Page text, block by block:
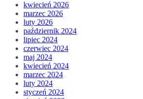
kwiecień 2026
marzec 2026
luty 2026
październik 2024
lipiec 2024
czerwiec 2024
maj 2024
kwiecień 2024
marzec 2024
luty 2024
styczeń 2024